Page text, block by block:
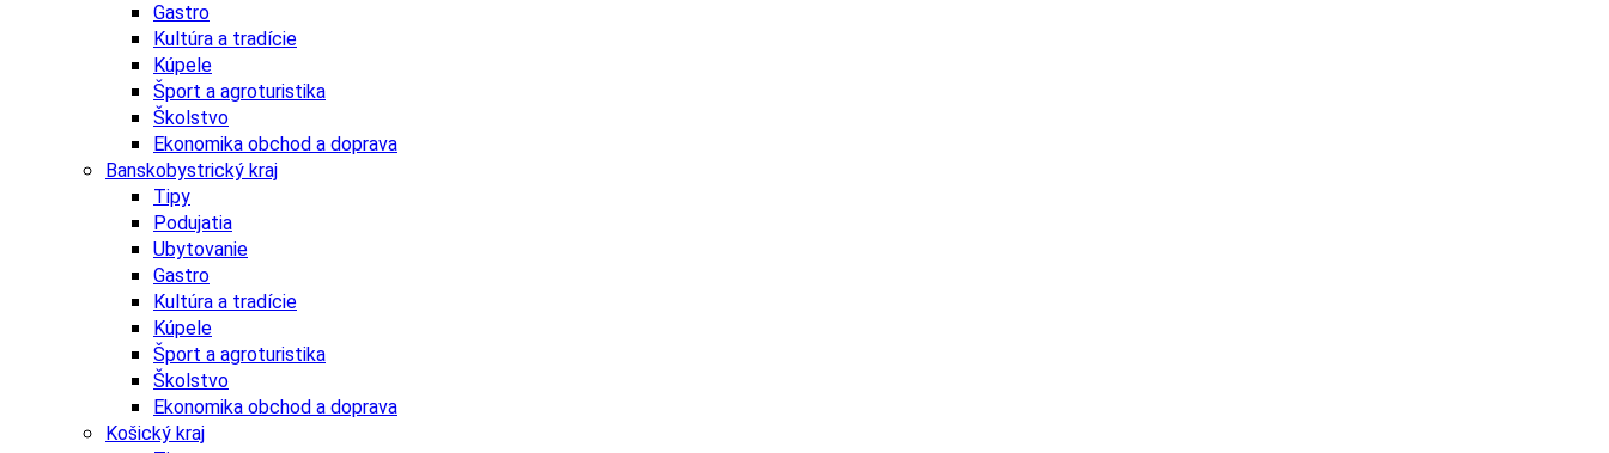
Gastro
Kultúra a tradície
Kúpele
Šport a agroturistika
Školstvo
Ekonomika obchod a doprava
Banskobystrický kraj
Tipy
Podujatia
Ubytovanie
Gastro
Kultúra a tradície
Kúpele
Šport a agroturistika
Školstvo
Ekonomika obchod a doprava
Košický kraj